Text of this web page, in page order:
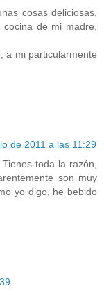
cosas deliciosas,
de mi madre,
a mi particularmente
de 2011 a las 11:29
toda la razón,
son muy
yo digo, he bebido